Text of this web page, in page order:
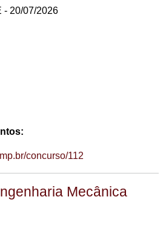
- 20/07/2026
concurso/112
Mecânica